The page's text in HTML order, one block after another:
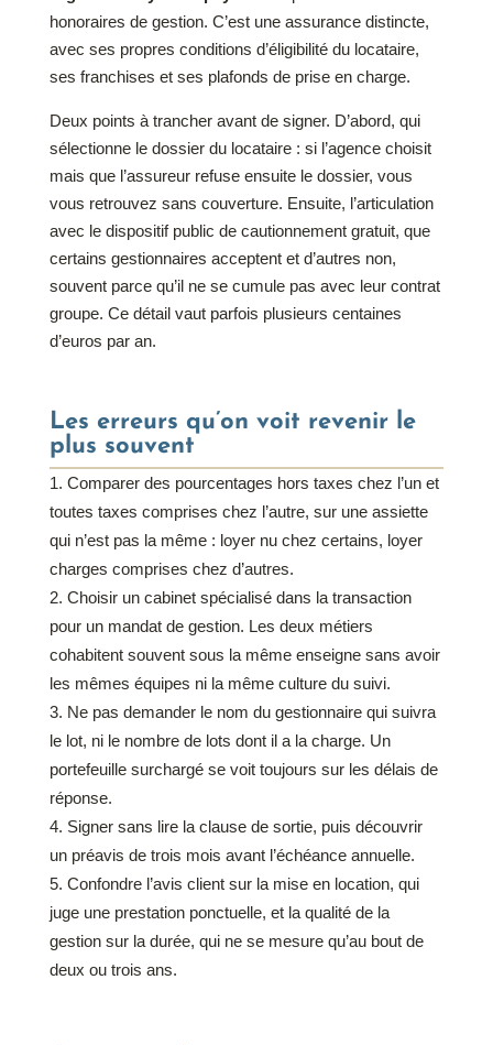
honoraires de gestion. C’est une assurance distincte,
avec ses propres conditions d’éligibilité du locataire,
ses franchises et ses plafonds de prise en charge.
Deux points à trancher avant de signer. D’abord, qui
sélectionne le dossier du locataire : si l’agence choisit
mais que l’assureur refuse ensuite le dossier, vous
vous retrouvez sans couverture. Ensuite, l’articulation
avec le dispositif public de cautionnement gratuit, que
certains gestionnaires acceptent et d’autres non,
souvent parce qu’il ne se cumule pas avec leur contrat
groupe. Ce détail vaut parfois plusieurs centaines
d’euros par an.
Les erreurs qu’on voit revenir le
plus souvent
Comparer des pourcentages hors taxes chez l’un et
toutes taxes comprises chez l’autre, sur une assiette
qui n’est pas la même : loyer nu chez certains, loyer
charges comprises chez d’autres.
Choisir un cabinet spécialisé dans la transaction
pour un mandat de gestion. Les deux métiers
cohabitent souvent sous la même enseigne sans avoir
les mêmes équipes ni la même culture du suivi.
Ne pas demander le nom du gestionnaire qui suivra
le lot, ni le nombre de lots dont il a la charge. Un
portefeuille surchargé se voit toujours sur les délais de
réponse.
Signer sans lire la clause de sortie, puis découvrir
un préavis de trois mois avant l’échéance annuelle.
Confondre l’avis client sur la mise en location, qui
juge une prestation ponctuelle, et la qualité de la
gestion sur la durée, qui ne se mesure qu’au bout de
deux ou trois ans.